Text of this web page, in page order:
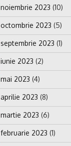
noiembrie 2023 (10)
octombrie 2023 (5)
septembrie 2023 (1)
iunie 2023 (2)
mai 2023 (4)
aprilie 2023 (8)
martie 2023 (6)
februarie 2023 (1)